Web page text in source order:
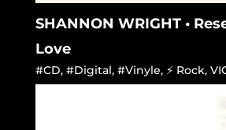
SHANNON WRIGHT •
Love
#CD, #Digital, #Vinyle, ⚡ Rock,